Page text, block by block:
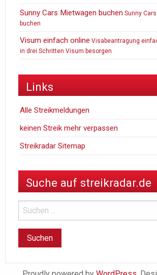
Sunny Cars Mietwagen buchen Sunny
buchen
Visum einfach online Visabeantragung
in drei Schritten Visum besorgen
Links
Alle Streikmeldungen
keinen Streik mehr verpassen
Streikradar Sitemap
Suche auf streikradar.de